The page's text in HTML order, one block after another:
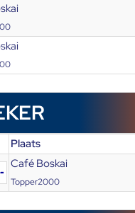
Plaats
Café Boskai
Topper2000